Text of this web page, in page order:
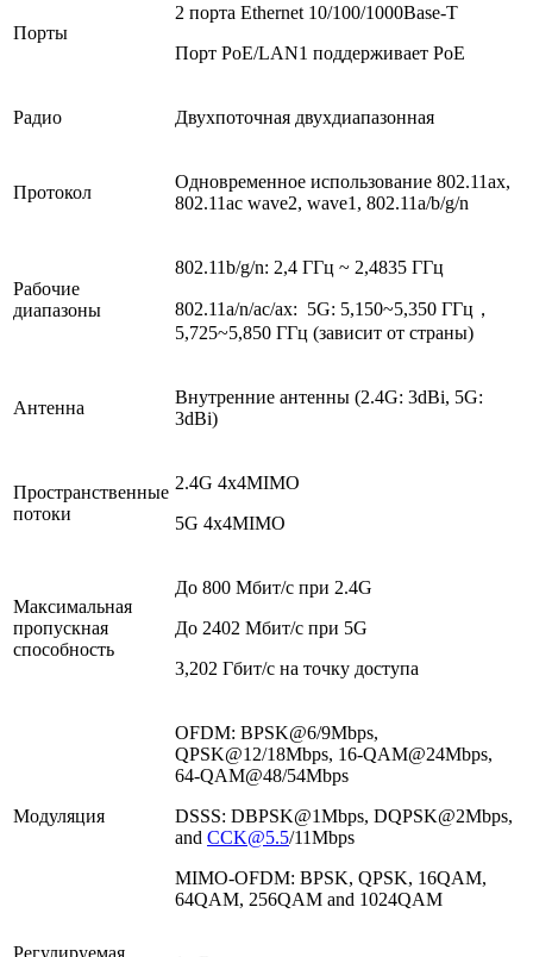
Порты
2 порта Ethernet 10/100/1000Base-T
Порт PoE/LAN1 поддерживает PoE
Радио Двухпоточная двухдиапазонная
Протокол
Одновременное использование 802.11ax,
802.11ac wave2, wave1, 802.11a/b/g/n
Рабочие
диапазоны
802.11b/g/n: 2,4 ГГц ~ 2,4835 ГГц
802.11a/n/ac/ax: 5G: 5,150~5,350 ГГц，
5,725~5,850 ГГц (зависит от страны)
Антенна
Внутренние антенны (2.4G: 3dBi, 5G:
3dBi)
Пространственные
потоки
2.4G 4x4MIMO
5G 4x4MIMO
Максимальная
пропускная
способность
До 800 Мбит/с при 2.4G
До 2402 Мбит/с при 5G
3,202 Гбит/с на точку доступа
Модуляция
OFDM: BPSK@6/9Mbps,
QPSK@12/18Mbps, 16-QAM@24Mbps,
64-QAM@48/54Mbps
DSSS: DBPSK@1Mbps, DQPSK@2Mbps,
and CCK@5.5/11Mbps
MIMO-OFDM: BPSK, QPSK, 16QAM,
64QAM, 256QAM and 1024QAM
Регулируемая